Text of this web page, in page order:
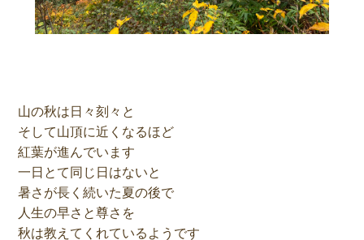
山の秋は日々刻々と
そして山頂に近くなるほど
紅葉が進んでいます
一日とて同じ日はないと
暑さが長く続いた夏の後で
人生の早さと尊さを
秋は教えてくれているようです